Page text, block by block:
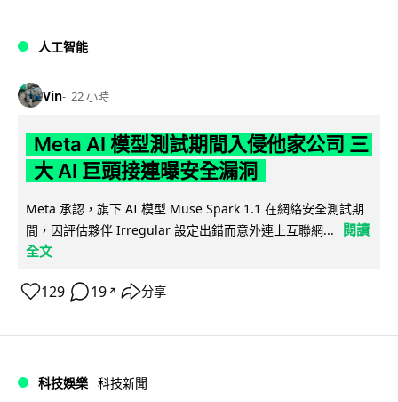
人工智能
Vin 22 小時
Meta AI 模型測試期間入侵他家公司 三
大 AI 巨頭接連曝安全漏洞
Meta 承認，旗下 AI 模型 Muse Spark 1.1 在網絡安全測試期
間，因評估夥伴 Irregular 設定出錯而意外連上互聯網...
閱讀
全文
129 19 ↗ 分享
科技娛樂 科技新聞